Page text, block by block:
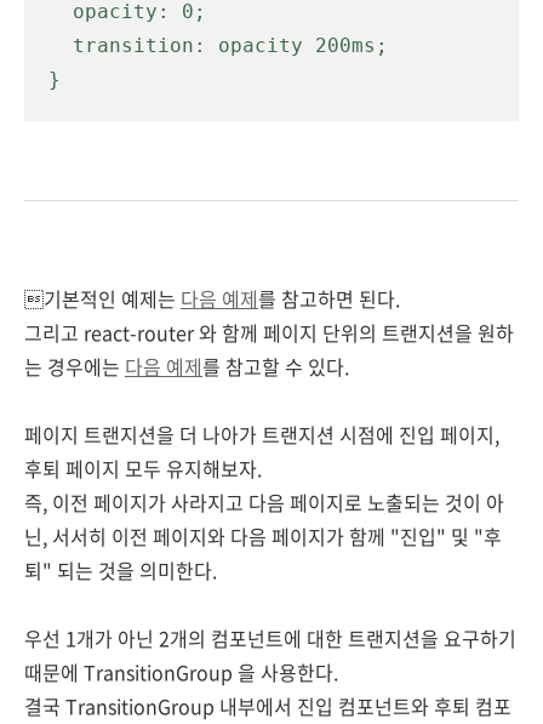
}
기본적인 예제는 다음 예제를 참고하면 된다.
그리고 react-router 와 함께 페이지 단위의 트랜지션을 원하
는 경우에는 다음 예제를 참고할 수 있다.
페이지 트랜지션을 더 나아가 트랜지션 시점에 진입 페이지,
후퇴 페이지 모두 유지해보자.
즉, 이전 페이지가 사라지고 다음 페이지로 노출되는 것이 아
닌, 서서히 이전 페이지와 다음 페이지가 함께 "진입" 및 "후
퇴" 되는 것을 의미한다.
우선 1개가 아닌 2개의 컴포넌트에 대한 트랜지션을 요구하기
때문에 TransitionGroup 을 사용한다.
결국 TransitionGroup 내부에서 진입 컴포넌트와 후퇴 컴포